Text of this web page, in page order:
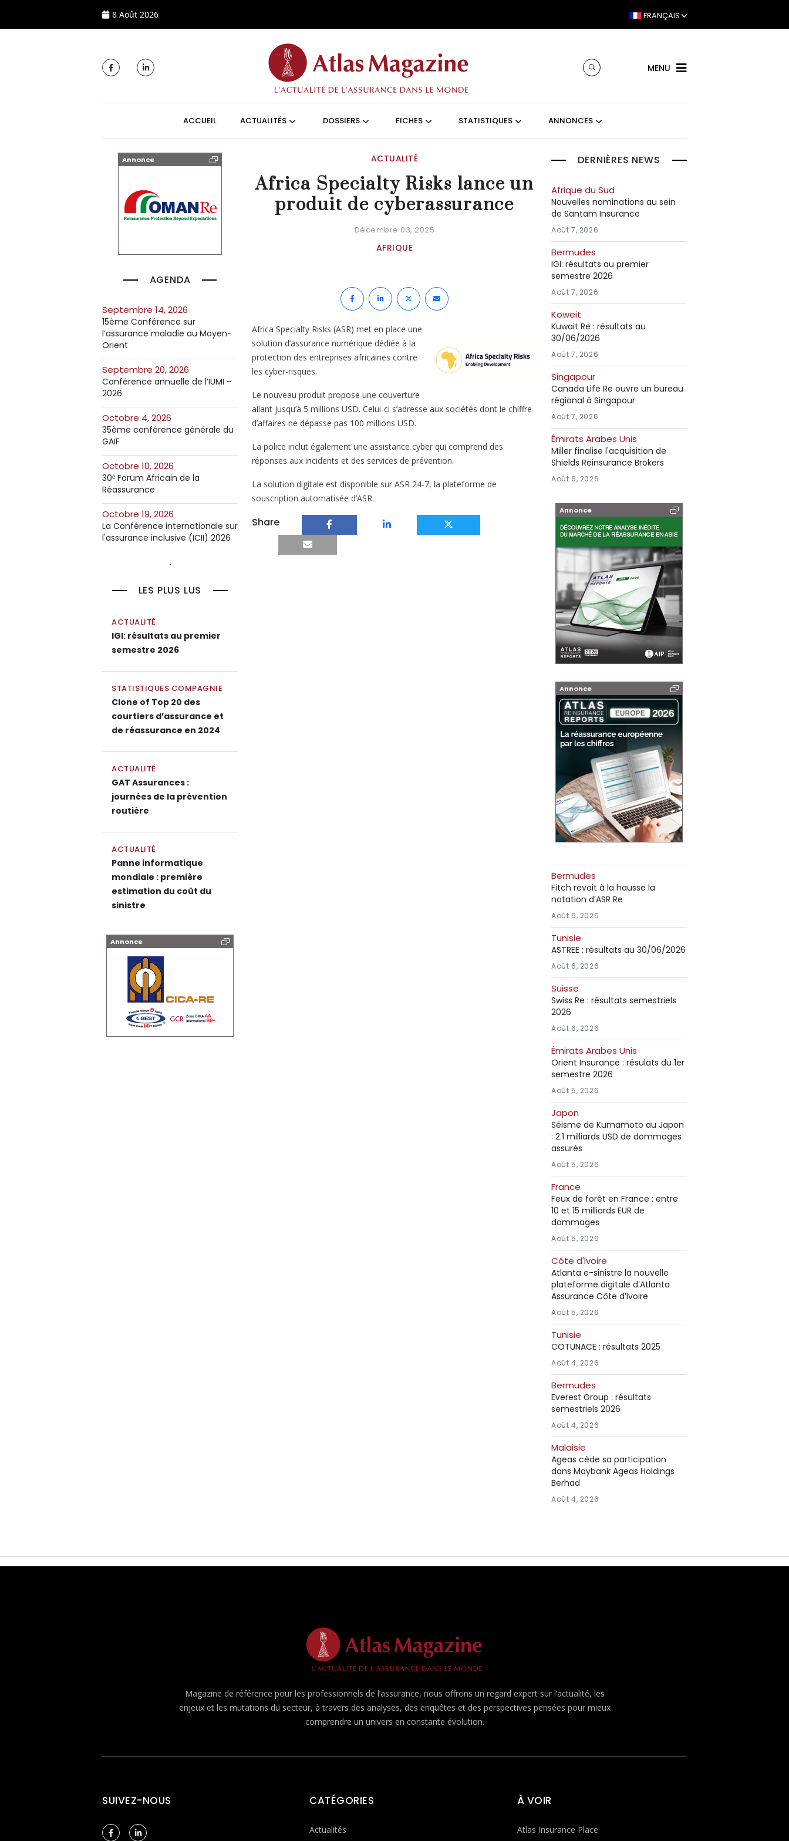
8 Août 2026 FRANÇAIS
MENU
ACCUEIL ACTUALITÉS DOSSIERS FICHES STATISTIQUES ANNONCES
Annonce
AGENDA
septembre 14, 2026
15ème Conférence sur
l’assurance maladie au Moyen-
Orient
septembre 20, 2026
Conférence annuelle de l’IUMI -
2026
octobre 4, 2026
35ème conférence générale du
GAIF
octobre 10, 2026
30ᵉ Forum Africain de la
Réassurance
octobre 19, 2026
La Conférence internationale sur
l'assurance inclusive (ICII) 2026
LES PLUS LUS
ACTUALITÉ
IGI: résultats au premier
semestre 2026
STATISTIQUES COMPAGNIE
Clone of Top 20 des
courtiers d’assurance et
de réassurance en 2024
ACTUALITÉ
GAT Assurances :
journées de la prévention
routière
ACTUALITÉ
Panne informatique
mondiale : première
estimation du coût du
sinistre
Annonce
ACTUALITÉ
Africa Specialty Risks lance un
produit de cyberassurance
Décembre 03, 2025
AFRIQUE
Africa Specialty Risks (ASR) met en place une
solution d’assurance numérique dédiée à la
protection des entreprises africaines contre
les cyber-risques.
Le nouveau produit propose une couverture
allant jusqu’à 5 millions USD. Celui-ci s’adresse aux sociétés dont le chiffre
d’affaires ne dépasse pas 100 millions USD.
La police inclut également une assistance cyber qui comprend des
réponses aux incidents et des services de prévention.
La solution digitale est disponible sur ASR 24-7, la plateforme de
souscription automatisée d’ASR.
Share
DERNIÈRES NEWS
Afrique du Sud
Nouvelles nominations au sein
de Santam Insurance
Août 7, 2026
Bermudes
IGI: résultats au premier
semestre 2026
Août 7, 2026
Koweit
Kuwait Re : résultats au
30/06/2026
Août 7, 2026
Singapour
Canada Life Re ouvre un bureau
régional à Singapour
Août 7, 2026
Émirats Arabes Unis
Miller finalise l'acquisition de
Shields Reinsurance Brokers
Août 6, 2026
Annonce
Annonce
Bermudes
Fitch revoit à la hausse la
notation d’ASR Re
Août 6, 2026
Tunisie
ASTREE : résultats au 30/06/2026
Août 6, 2026
Suisse
Swiss Re : résultats semestriels
2026
Août 6, 2026
Émirats Arabes Unis
Orient Insurance : résulats du 1er
semestre 2026
Août 5, 2026
Japon
Séisme de Kumamoto au Japon
: 2.1 milliards USD de dommages
assurés
Août 5, 2026
France
Feux de forêt en France : entre
10 et 15 milliards EUR de
dommages
Août 5, 2026
Côte d'Ivoire
Atlanta e-sinistre la nouvelle
plateforme digitale d’Atlanta
Assurance Côte d’Ivoire
Août 5, 2026
Tunisie
COTUNACE : résultats 2025
Août 4, 2026
Bermudes
Everest Group : résultats
semestriels 2026
Août 4, 2026
Malaisie
Ageas cède sa participation
dans Maybank Ageas Holdings
Berhad
Août 4, 2026
Magazine de référence pour les professionnels de l’assurance, nous offrons un regard expert sur l’actualité, les
enjeux et les mutations du secteur, à travers des analyses, des enquêtes et des perspectives pensées pour mieux
comprendre un univers en constante évolution.
SUIVEZ-NOUS CATÉGORIES
Actualités
À VOIR
Atlas Insurance Place